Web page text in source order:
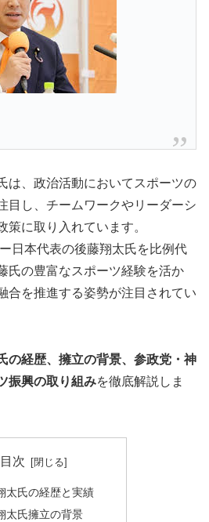
は、政治活動においてスポーツの
目し、チームワークやリーダーシ
策に取り入れています。
日本代表の後藤翔太氏を比例代
氏の豊富なスポーツ経験を活か
合を推進する姿勢が注目されてい
の経歴、擁立の背景、参政党・神
振興の取り組みを徹底解説しま
目次
太氏の経歴と実績
太氏擁立の背景